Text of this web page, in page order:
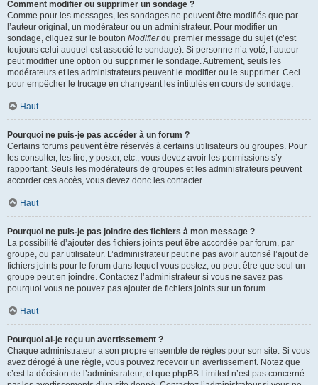
Comment modifier ou supprimer un sondage ?
Comme pour les messages, les sondages ne peuvent être modifiés que par
l’auteur original, un modérateur ou un administrateur. Pour modifier un
sondage, cliquez sur le bouton Modifierdu premier message du sujet (c’est
toujours celui auquel est associé le sondage). Si personne n’a voté, l’auteur
peut modifier une option ou supprimer le sondage. Autrement, seuls les
modérateurs et les administrateurs peuvent le modifier ou le supprimer. Ceci
pour empêcher le trucage en changeant les intitulés en cours de sondage.
Haut
Pourquoi ne puis-je pas accéder à un forum ?
Certains forums peuvent être réservés à certains utilisateurs ou groupes. Pour
les consulter, les lire, y poster, etc., vous devez avoir les permissions s’y
rapportant. Seuls les modérateurs de groupes et les administrateurs peuvent
accorder ces accès, vous devez donc les contacter.
Haut
Pourquoi ne puis-je pas joindre des fichiers à mon message ?
La possibilité d’ajouter des fichiers joints peut être accordée par forum, par
groupe, ou par utilisateur. L’administrateur peut ne pas avoir autorisé l’ajout de
fichiers joints pour le forum dans lequel vous postez, ou peut-être que seul un
groupe peut en joindre. Contactez l’administrateur si vous ne savez pas
pourquoi vous ne pouvez pas ajouter de fichiers joints sur un forum.
Haut
Pourquoi ai-je reçu un avertissement ?
Chaque administrateur a son propre ensemble de règles pour son site. Si vous
avez dérogé à une règle, vous pouvez recevoir un avertissement. Notez que
c’est la décision de l’administrateur, et que phpBB Limited n’est pas concerné